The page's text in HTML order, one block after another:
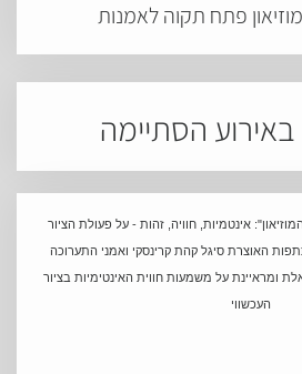
מוזיאון פתח תקוה לאמנות
הסתיימה
העכשווי